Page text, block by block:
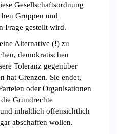
Gesellschaftsordnung
Gruppen und
Frage gestellt wird.
Alternative (!) zu
demokratischen
Toleranz gegenüber
hat Grenzen. Sie endet,
oder Organisationen
Grundrechte
inhaltlich offensichtlich
abschaffen wollen.